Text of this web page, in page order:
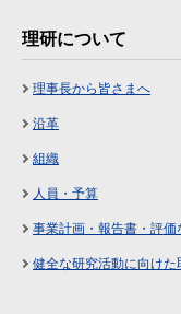
理研について
理事長から皆さまへ
沿革
組織
人員・予算
事業計画・報告書・評価
健全な研究活動に向けた